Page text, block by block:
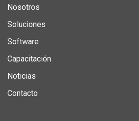
Nosotros
Soluciones
Software
Capacitación
Noticias
Contacto